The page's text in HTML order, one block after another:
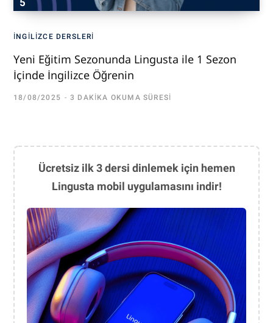
İNGILIZCE DERSLERI
Yeni Eğitim Sezonunda Lingusta ile 1 Sezon
İçinde İngilizce Öğrenin
18/08/2025 3 DAKIKA OKUMA SÜRESI
Ücretsiz ilk 3 dersi dinlemek için hemen
Lingusta mobil uygulamasını indir!